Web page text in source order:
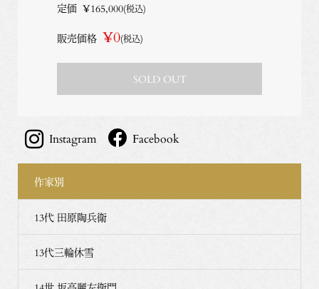
定価 ¥165,000(税込)
販売価格 ¥0(税込)
SOLD OUT
Instagram Facebook
作家別
13代 田原陶兵衛
13代三輪休雪